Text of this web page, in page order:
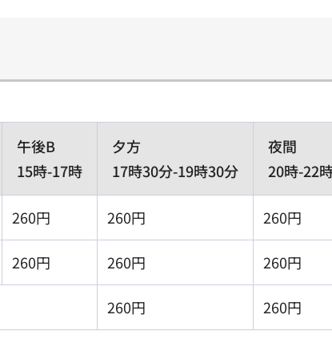
午後B
15時-17時
夕方
17時30分-19時30分
夜間
20時-22
260円 260円 260円
260円 260円 260円
260円 260円